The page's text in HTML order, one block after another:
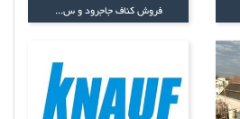
فروش کناف جاجرود و س...